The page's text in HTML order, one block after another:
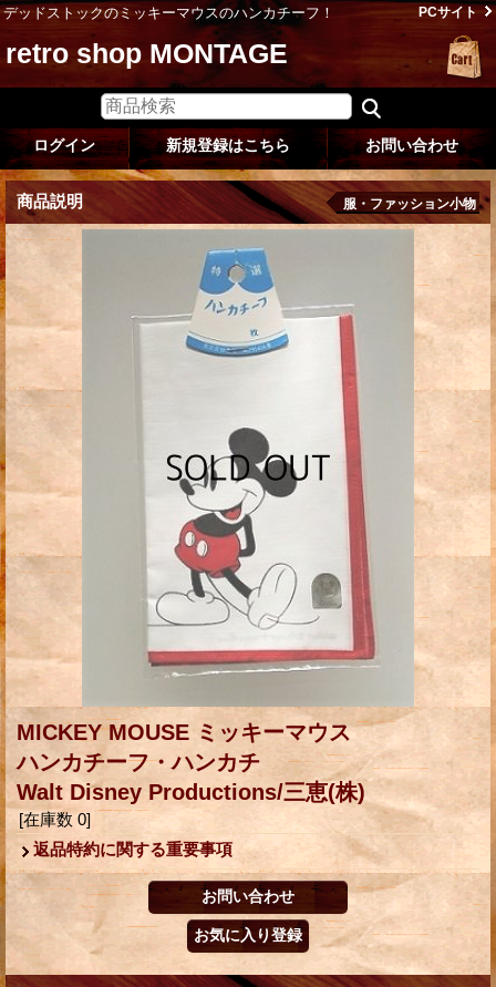
デッドストックのミッキーマウスのハンカチーフ！ PCサイト
retro shop MONTAGE
ログイン 新規登録はこちら お問い合わせ
商品説明 服・ファッション小物
MICKEY MOUSE ミッキーマウス
ハンカチーフ・ハンカチ
Walt Disney Productions/三恵(株)
[在庫数 0]
返品特約に関する重要事項